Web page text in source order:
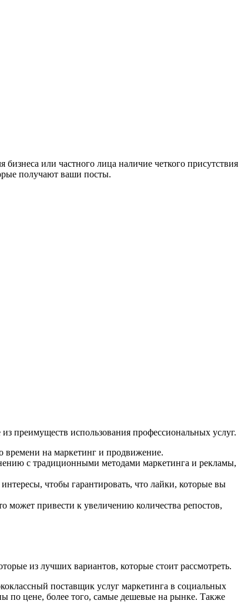
или частного лица наличие четкого присутствия
получают ваши посты.
преимуществ использования профессиональных услуг.
времени на маркетинг и продвижение.
с традиционными методами маркетинга и рекламы,
чтобы гарантировать, что лайки, которые вы
может привести к увеличению количества репостов,
из лучших вариантов, которые стоит рассмотреть.
поставщик услуг маркетинга в социальных
по цене, более того, самые дешевые на рынке. Также